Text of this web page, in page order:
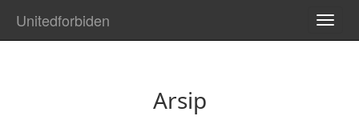
Unitedforbiden
Arsip